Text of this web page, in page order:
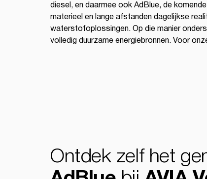
diesel, en daarmee ook AdBlue, de
materieel en lange afstanden dagelijkse
waterstofoplossingen. Op die manier
volledig duurzame energiebronnen. Voor
Ontdek zelf het